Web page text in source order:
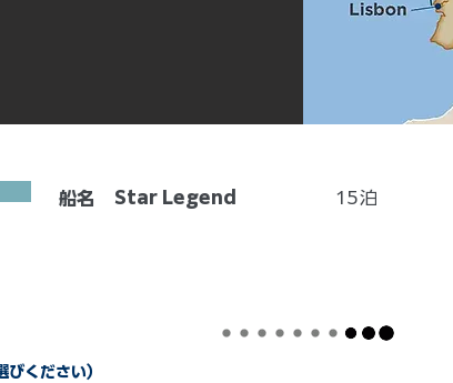
船名 Star Legend 15泊
ください）